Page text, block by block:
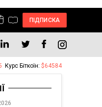
ПІДПИСКА
Курс Біткоїн: $64584